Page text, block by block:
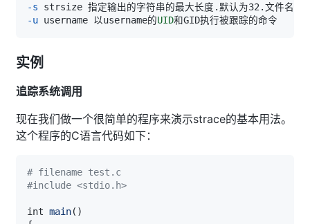
-s
-u username 以username的UID
实例
追踪系统调用
现在我们做一个很简单的程序来演示strace的基本用法。
这个程序的C语言代码如下：
# filename test.c
#include <stdio.h>
int main( )